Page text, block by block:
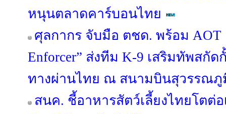
หนุนตลาดคาร์บอนไทย
ศุลกากร จับมือ ตชด. พร้อม AOT
Enforcer” ส่งทีม K-9 เสริมทัพสกั
ทางผ่านไทย ณ สนามบินสุวรรณภู
สนค. ชี้อาหารสัตว์เลี้ยงไทยโตต่